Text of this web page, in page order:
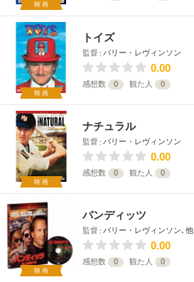
映画
映画
トイズ
監督 バリー・レヴィンソン
0.00
感想数 0 観た人 0
映画
ナチュラル
監督 バリー・レヴィンソン
0.00
感想数 0 観た人 0
映画
バンディッツ
監督 バリー・レヴィンソン､他
0.00
感想数 0 観た人 0